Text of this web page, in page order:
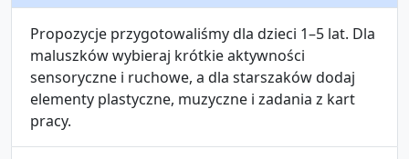
Propozycje przygotowaliśmy dla dzieci 1–5 lat. Dla
maluszków wybieraj krótkie aktywności
sensoryczne i ruchowe, a dla starszaków dodaj
elementy plastyczne, muzyczne i zadania z kart
pracy.